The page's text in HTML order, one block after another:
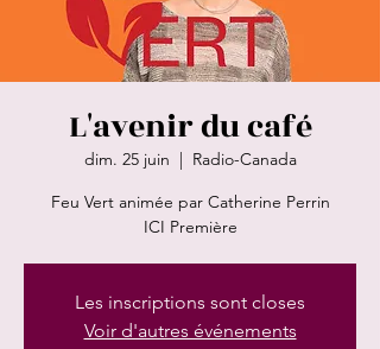
L'avenir du café
dim. 25 juin
  |
Radio-Canada
Feu Vert animée par Catherine Perrin
ICI Première
Les inscriptions sont closes
Voir d'autres événements